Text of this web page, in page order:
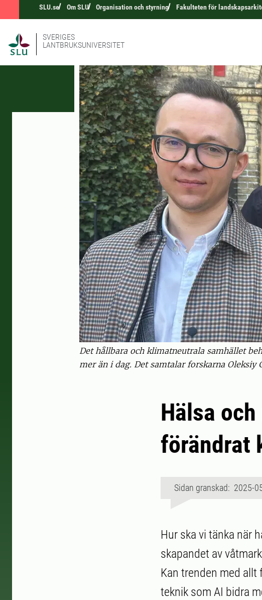
SLU.se Om SLU Organisation och styrning Fakulteten för
SVERIGES
LANTBRUKSUNIVERSITET
Det hållbara och klimatneutrala samhället
mer än i dag. Det samtalar forskarna
Hälsa
förändrat
Sidan granskad: 2025-
Hur ska vi tänka när
skapandet av
Kan trenden med
teknik som AI bidra